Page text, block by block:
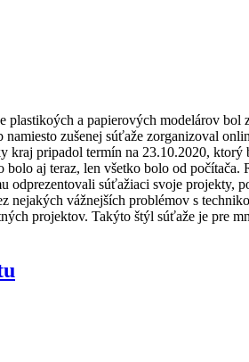
a papierových modelárov
zušenej súťaže zorganizoval
pripadol termín na 23.10.2020,
aj teraz, len všetko bolo od
odprezentovali súťažiaci svoje projekty,
vážnejších problémov s
projektov. Takýto štýl súťaže je pre